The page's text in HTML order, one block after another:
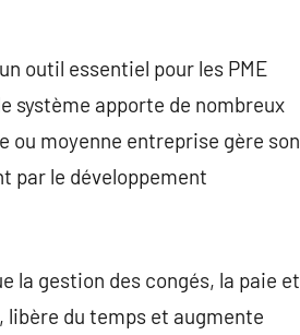
outil essentiel pour les PME
système apporte de nombreux
ou moyenne entreprise gère son
par le développement
la gestion des congés, la paie et
du temps et augmente